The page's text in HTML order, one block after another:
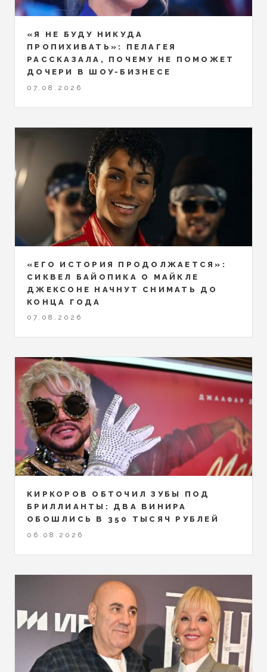
«Я НЕ БУДУ НИКУДА
ПРОПИХИВАТЬ»: ПЕЛАГЕЯ
РАССКАЗАЛА, ПОЧЕМУ НЕ ПОМОЖЕТ
ДОЧЕРИ В ШОУ-БИЗНЕСЕ
07.08.2026
«ЕГО ИСТОРИЯ ПРОДОЛЖАЕТСЯ»:
СИКВЕЛ БАЙОПИКА О МАЙКЛЕ
ДЖЕКСОНЕ НАЧНУТ СНИМАТЬ ДО
КОНЦА ГОДА
07.08.2026
КИРКОРОВ ОБТОЧИЛ ЗУБЫ ПОД
БРИЛЛИАНТЫ: ДВА ВИНИРА
ОБОШЛИСЬ В 350 ТЫСЯЧ РУБЛЕЙ
06.08.2026